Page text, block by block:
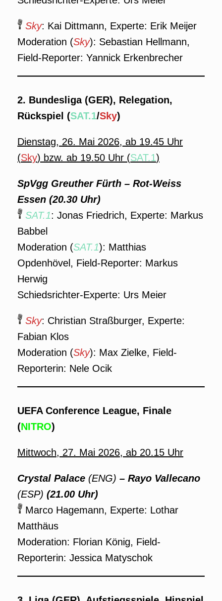
Sky: Kai Dittmann, Experte: Erik Meijer
Moderation (Sky): Sebastian Hellmann,
Field-Reporter: Yannick Erkenbrecher
2. Bundesliga (GER), Relegation,
Rückspiel (SAT.1/Sky)
Dienstag, 26. Mai 2026, ab 19.45 Uhr
(Sky) bzw. ab 19.50 Uhr (SAT.1)
SpVgg Greuther Fürth – Rot-Weiss
Essen (20.30 Uhr)
SAT.1: Jonas Friedrich, Experte: Markus
Babbel
Moderation (SAT.1): Matthias
Opdenhövel, Field-Reporter: Markus
Herwig
Schiedsrichter-Experte: Urs Meier
Sky: Christian Straßburger, Experte:
Fabian Klos
Moderation (Sky): Max Zielke, Field-
Reporterin: Nele Ocik
UEFA Conference League, Finale
(NITRO)
Mittwoch, 27. Mai 2026, ab 20.15 Uhr
Crystal Palace (ENG) – Rayo Vallecano
(ESP) (21.00 Uhr)
Marco Hagemann, Experte: Lothar
Matthäus
Moderation: Florian König, Field-
Reporterin: Jessica Matyschok